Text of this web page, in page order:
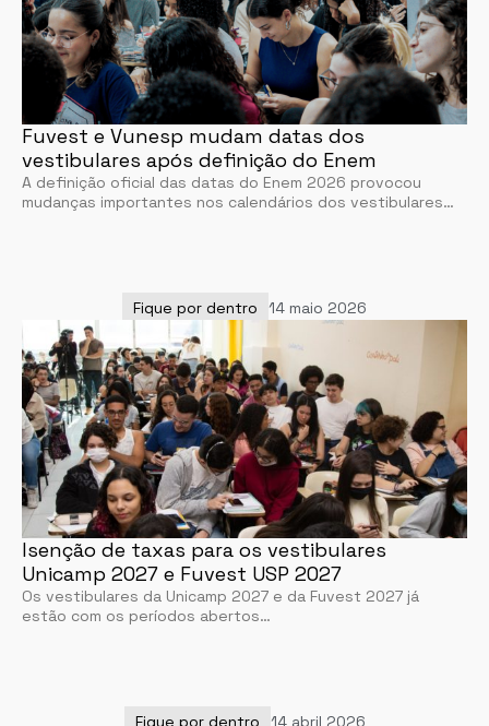
Fuvest e Vunesp mudam datas dos
vestibulares após definição do Enem
A definição oficial das datas do Enem 2026 provocou
mudanças importantes nos calendários dos vestibulares…
Fique por dentro 14 maio 2026
Isenção de taxas para os vestibulares
Unicamp 2027 e Fuvest USP 2027
Os vestibulares da Unicamp 2027 e da Fuvest 2027 já
estão com os períodos abertos…
Fique por dentro 14 abril 2026